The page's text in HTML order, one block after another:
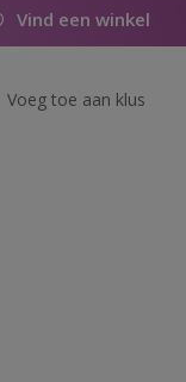
Vind een winkel
Voeg toe aan klus